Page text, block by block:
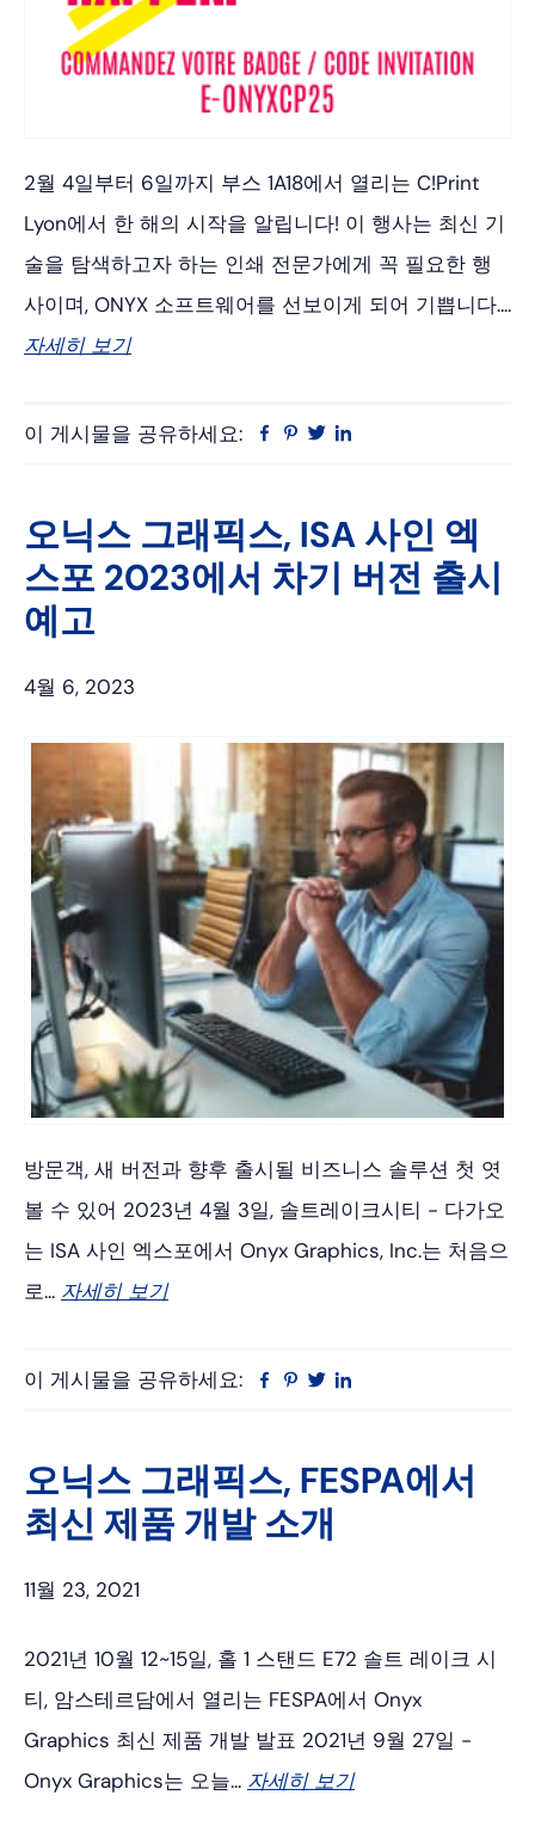
2월 4일부터 6일까지 부스 1A18에서 열리는 C!Print
Lyon에서 한 해의 시작을 알립니다! 이 행사는 최신 기
술을 탐색하고자 하는 인쇄 전문가에게 꼭 필요한 행
사이며, ONYX 소프트웨어를 선보이게 되어 기쁩니다....
자세히 보기
이 게시물을 공유하세요: Facebook
Pinterest
트
오닉스 그래픽스, ISA 사인 엑
스포 2023에서 차기 버전 출시
예고
4월 6, 2023
방문객, 새 버전과 향후 출시될 비즈니스 솔루션 첫 엿
볼 수 있어 2023년 4월 3일, 솔트레이크시티 - 다가오
는 ISA 사인 엑스포에서 Onyx Graphics, Inc.는 처음으
로... 자세히 보기
이 게시물을 공유하세요: Facebook
Pinterest
트
인
오닉스 그래픽스, FESPA에서
최신 제품 개발 소개
11월 23, 2021
2021년 10월 12~15일, 홀 1 스탠드 E72 솔트 레이크 시
티, 암스테르담에서 열리는 FESPA에서 Onyx
Graphics 최신 제품 개발 발표 2021년 9월 27일 -
Onyx Graphics는 오늘... 자세히 보기